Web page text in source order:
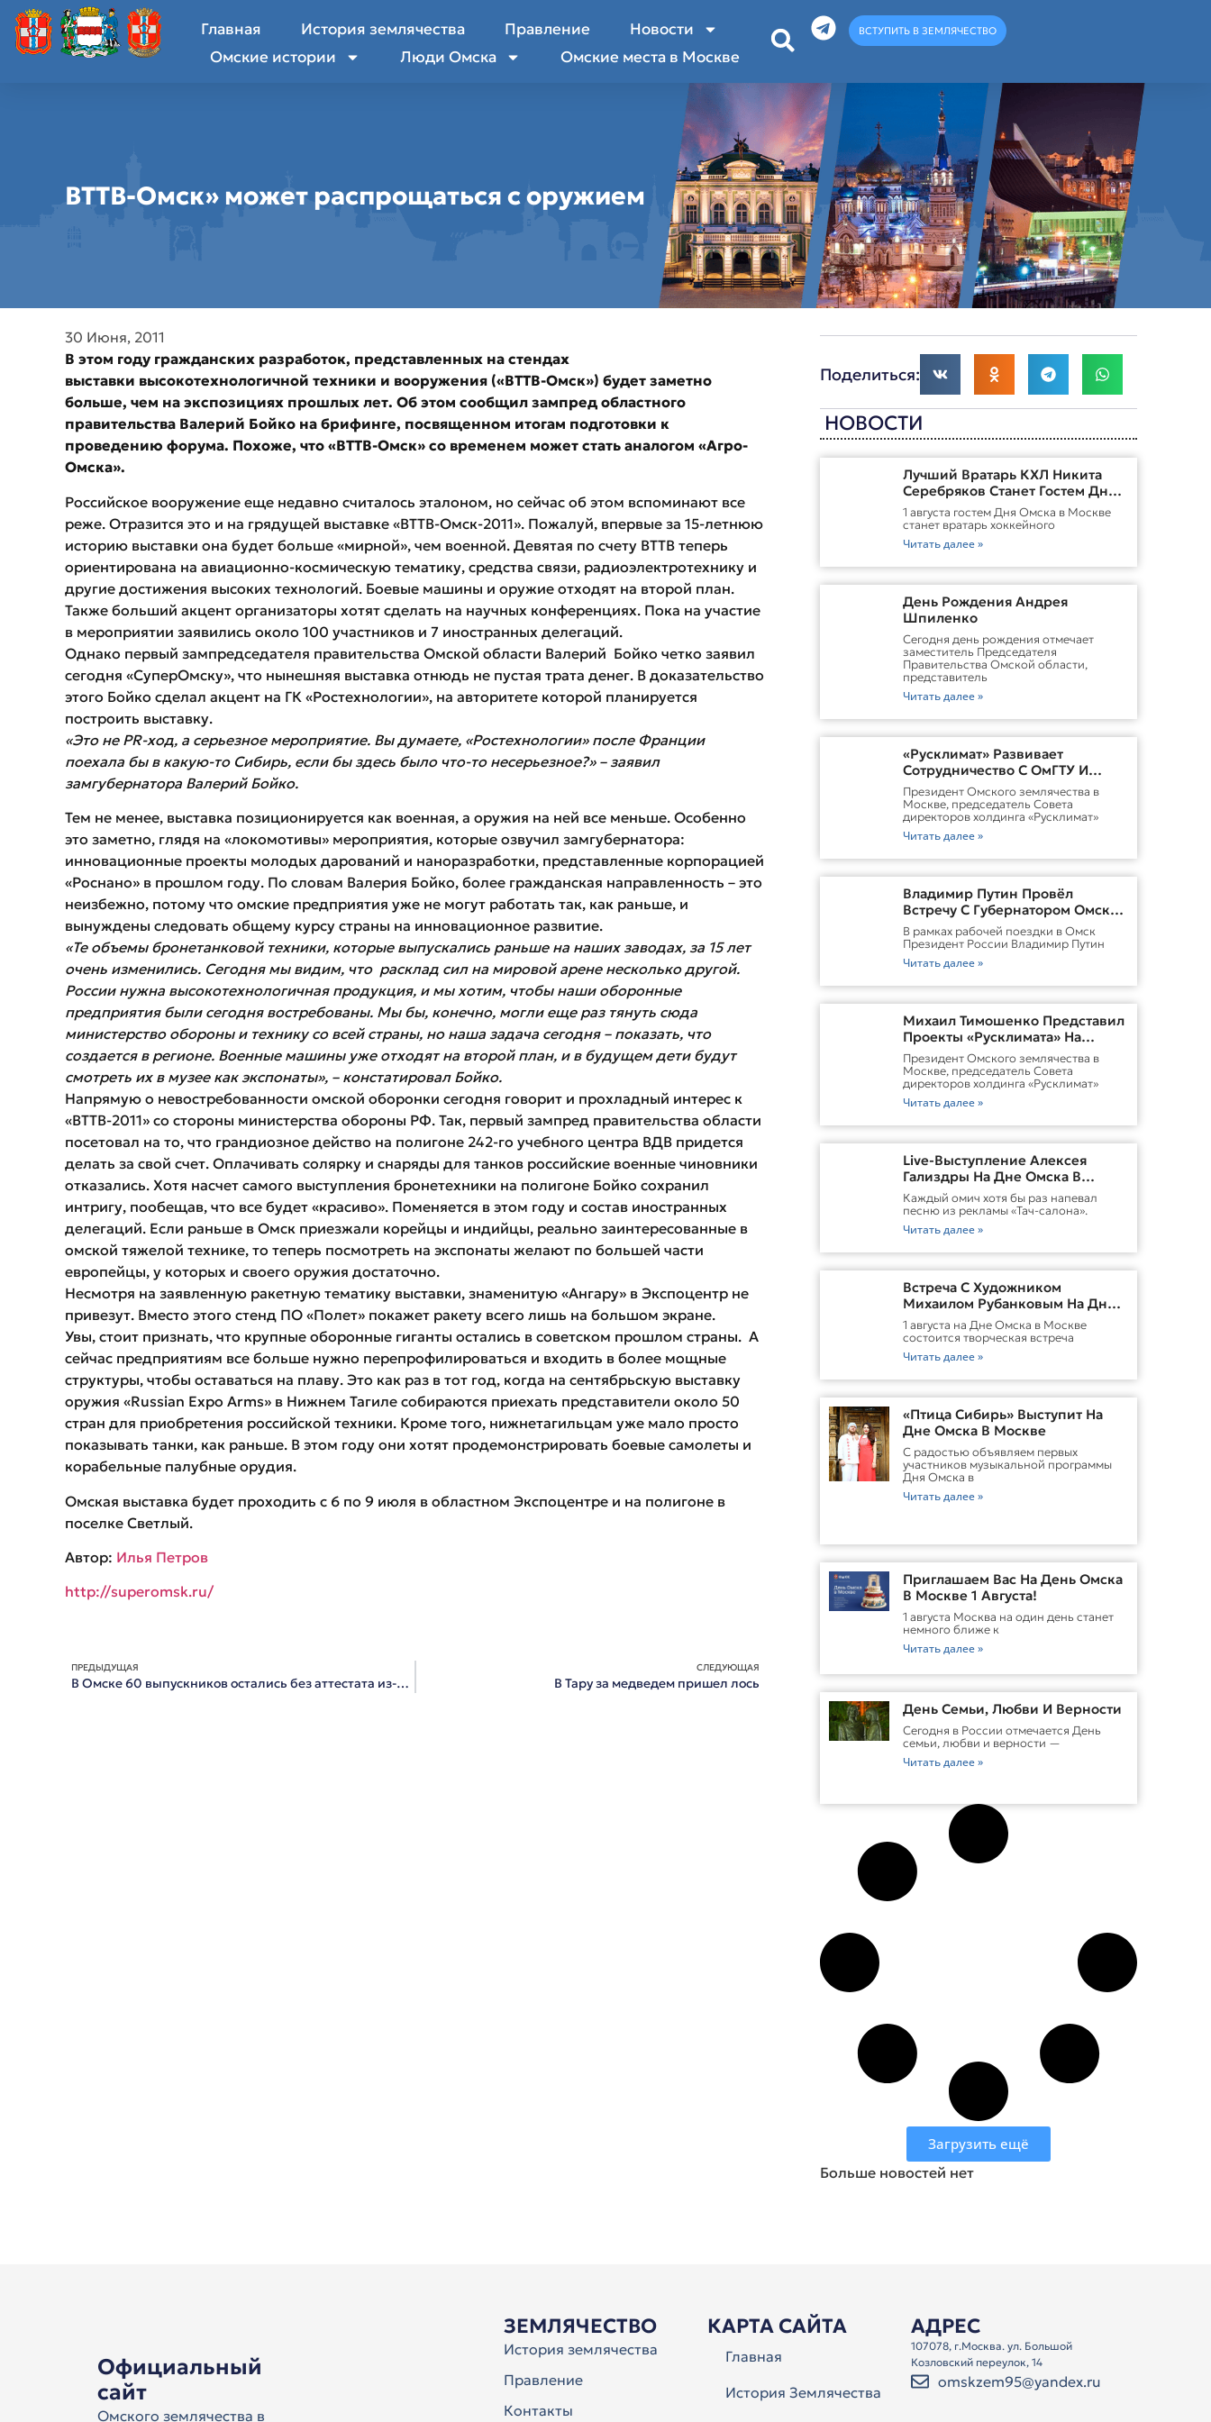
Главная История землячества Правление
Новости
Омские истории
Люди Омска Омские места в Москве
ВСТУПИТЬ В ЗЕМЛЯЧЕСТВО
ВТТВ-Омск» может распрощаться с оружием
30 Июня, 2011
В этом году гражданских разработок, представленных на стендах
выставки высокотехнологичной техники и вооружения («ВТТВ-Омск») будет заметно
больше, чем на экспозициях прошлых лет. Об этом сообщил зампред областного
правительства Валерий Бойко на брифинге, посвященном итогам подготовки к
проведению форума. Похоже, что «ВТТВ-Омск» со временем может стать аналогом «Агро-
Омска».
Российское вооружение еще недавно считалось эталоном, но сейчас об этом вспоминают все
реже. Отразится это и на грядущей выставке «ВТТВ-Омск-2011». Пожалуй, впервые за 15-летнюю
историю выставки она будет больше «мирной», чем военной. Девятая по счету ВТТВ теперь
ориентирована на авиационно-космическую тематику, средства связи, радиоэлектротехнику и
другие достижения высоких технологий. Боевые машины и оружие отходят на второй план.
Также больший акцент организаторы хотят сделать на научных конференциях. Пока на участие
в мероприятии заявились около 100 участников и 7 иностранных делегаций.
Однако первый зампредседателя правительства Омской области Валерий Бойко четко заявил
сегодня «СуперОмску», что нынешняя выставка отнюдь не пустая трата денег. В доказательство
этого Бойко сделал акцент на ГК «Ростехнологии», на авторитете которой планируется
построить выставку.
«Это не PR-ход, а серьезное мероприятие. Вы думаете, «Ростехнологии» после Франции
поехала бы в какую-то Сибирь, если бы здесь было что-то несерьезное?» – заявил
замгубернатора Валерий Бойко.
Тем не менее, выставка позиционируется как военная, а оружия на ней все меньше. Особенно
это заметно, глядя на «локомотивы» мероприятия, которые озвучил замгубернатора:
инновационные проекты молодых дарований и наноразработки, представленные корпорацией
«Роснано» в прошлом году. По словам Валерия Бойко, более гражданская направленность – это
неизбежно, потому что омские предприятия уже не могут работать так, как раньше, и
вынуждены следовать общему курсу страны на инновационное развитие.
«Те объемы бронетанковой техники, которые выпускались раньше на наших заводах, за 15 лет
очень изменились. Сегодня мы видим, что расклад сил на мировой арене несколько другой.
России нужна высокотехнологичная продукция, и мы хотим, чтобы наши оборонные
предприятия были сегодня востребованы. Мы бы, конечно, могли еще раз тянуть сюда
министерство обороны и технику со всей страны, но наша задача сегодня – показать, что
создается в регионе. Военные машины уже отходят на второй план, и в будущем дети будут
смотреть их в музее как экспонаты», – констатировал Бойко.
Напрямую о невостребованности омской оборонки сегодня говорит и прохладный интерес к
«ВТТВ-2011» со стороны министерства обороны РФ. Так, первый зампред правительства области
посетовал на то, что грандиозное действо на полигоне 242-го учебного центра ВДВ придется
делать за свой счет. Оплачивать солярку и снаряды для танков российские военные чиновники
отказались. Хотя насчет самого выступления бронетехники на полигоне Бойко сохранил
интригу, пообещав, что все будет «красиво». Поменяется в этом году и состав иностранных
делегаций. Если раньше в Омск приезжали корейцы и индийцы, реально заинтересованные в
омской тяжелой технике, то теперь посмотреть на экспонаты желают по большей части
европейцы, у которых и своего оружия достаточно.
Несмотря на заявленную ракетную тематику выставки, знаменитую «Ангару» в Экспоцентр не
привезут. Вместо этого стенд ПО «Полет» покажет ракету всего лишь на большом экране.
Увы, стоит признать, что крупные оборонные гиганты остались в советском прошлом страны. А
сейчас предприятиям все больше нужно перепрофилироваться и входить в более мощные
структуры, чтобы оставаться на плаву. Это как раз в тот год, когда на сентябрьскую выставку
оружия «Russian Expo Arms» в Нижнем Тагиле собираются приехать представители около 50
стран для приобретения российской техники. Кроме того, нижнетагильцам уже мало просто
показывать танки, как раньше. В этом году они хотят продемонстрировать боевые самолеты и
корабельные палубные орудия.
Омская выставка будет проходить с 6 по 9 июля в областном Экспоцентре и на полигоне в
поселке Светлый.
Автор: Илья Петров
http://superomsk.ru/
ПРЕДЫДУЩАЯ
В Омске 60 выпускников остались без аттестата из-за ЕГЭ
СЛЕДУЮЩАЯ
В Тару за медведем пришел лось
Поделиться:
НОВОСТИ
Лучший Вратарь КХЛ Никита
Серебряков Станет Гостем Дня
Омска В Москве
1 августа гостем Дня Омска в Москве
станет вратарь хоккейного
Читать далее »
День Рождения Андрея
Шпиленко
Cегодня день рождения отмечает
заместитель Председателя
Правительства Омской области,
представитель
Читать далее »
«Русклимат» Развивает
Сотрудничество С ОмГТУ И
Участвует В Обновлении
Городской Среды Омска
Президент Омского землячества в
Москве, председатель Совета
директоров холдинга «Русклимат»
Читать далее »
Владимир Путин Провёл
Встречу С Губернатором Омской
Области Виталием
ХоценкоИсточник
В рамках рабочей поездки в Омск
Президент России Владимир Путин
Читать далее »
Михаил Тимошенко Представил
Проекты «Русклимата» На
Форуме России И Казахстана
Президент Омского землячества в
Москве, председатель Совета
директоров холдинга «Русклимат»
Читать далее »
Live-Выступление Алексея
Гализдры На Дне Омска В
Москве
Каждый омич хотя бы раз напевал
песню из рекламы «Тач-салона».
Читать далее »
Встреча С Художником
Михаилом Рубанковым На Дне
Омска В Москве
1 августа на Дне Омска в Москве
состоится творческая встреча
Читать далее »
«Птица Сибирь» Выступит На
Дне Омска В Москве
С радостью объявляем первых
участников музыкальной программы
Дня Омска в
Читать далее »
Приглашаем Вас На День Омска
В Москве 1 Августа!
1 августа Москва на один день станет
немного ближе к
Читать далее »
День Семьи, Любви И Верности
Сегодня в России отмечается День
семьи, любви и верности —
Читать далее »
Загрузить ещё
Больше новостей нет
Официальный
сайт
Омского землячества в
ЗЕМЛЯЧЕСТВО
История землячества
Правление
Контакты
КАРТА САЙТА
Главная
История Землячества
АДРЕС
107078, г.Москва. ул. Большой
Козловский переулок, 14
omskzem95@yandex.ru